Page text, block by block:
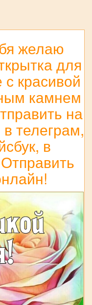
желаю
для
красивой
камнем
на
телеграм,
в